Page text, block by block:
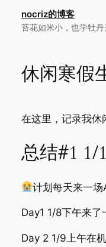
nocriz的博客
苔花如米小，也学牡丹
休闲寒假
在这里，记录我休
总结#1 1/
计划每天来一
Day1 1/8下午来了
Day 2 1/9上午在